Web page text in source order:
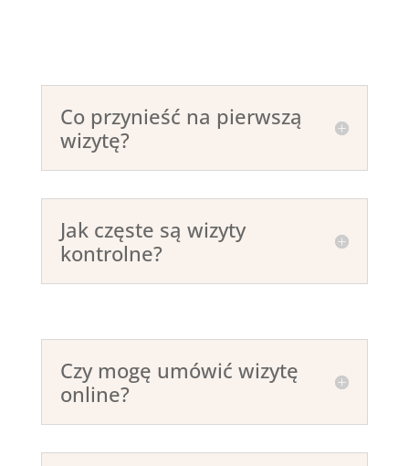
Co przynieść na pierwszą
wizytę?
Jak częste są wizyty
kontrolne?
Czy mogę umówić wizytę
online?